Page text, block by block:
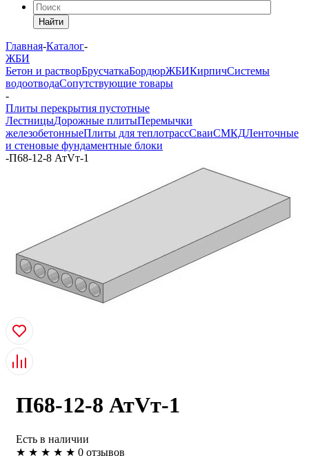
Найти
Главная-Каталог-
ЖБИ
Бетон и растворБрусчаткаБордюрЖБИКирпичСистемы
водоотводаСопутствующие товары
-
Плиты перекрытия пустотные
ЛестницыДорожные плитыПеремычки
железобетонныеПлиты для теплотрассСваиСМКДЛенточные
и стеновые фундаментные блоки
-П68-12-8 АтVт-1
П68-12-8 АтVт-1
Есть в наличии
★ ★ ★ ★ ★ 0 отзывов